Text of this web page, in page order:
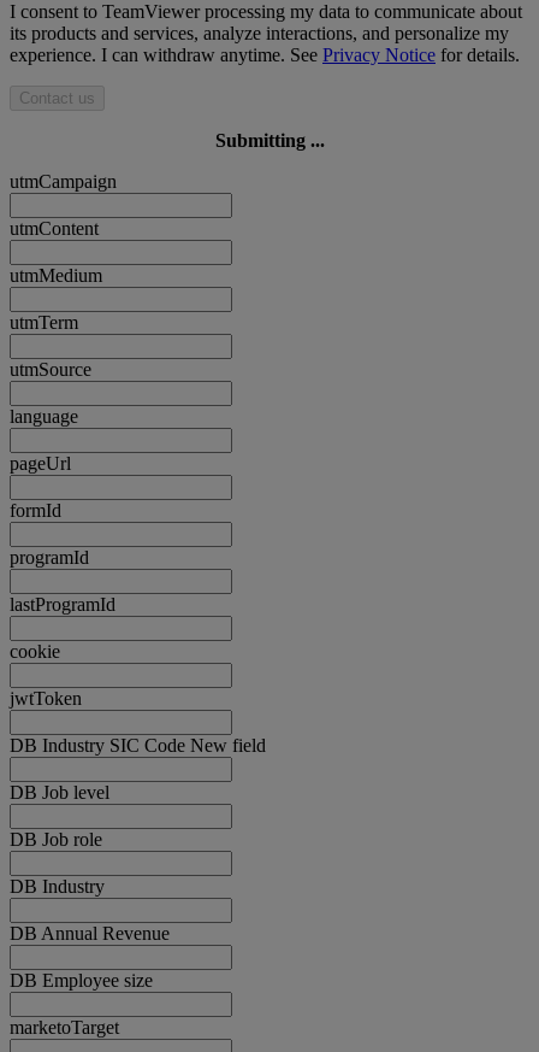
I consent to TeamViewer processing my data to communicate about
its products and services, analyze interactions, and personalize my
experience. I can withdraw anytime. See Privacy Notice for details.
Contact us
Submitting ...
utmCampaign
utmContent
utmMedium
utmTerm
utmSource
language
pageUrl
formId
programId
lastProgramId
cookie
jwtToken
DB Industry SIC Code New field
DB Job level
DB Job role
DB Industry
DB Annual Revenue
DB Employee size
marketoTarget